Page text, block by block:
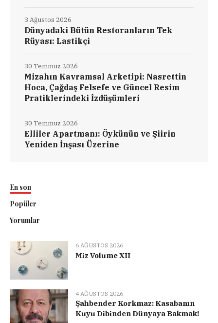
Dünyadaki Bütün Restoranların Tek
Rüyası: Lastikçi
3 Ağustos 2026
Mizahın Kavramsal Arketipi: Nasrettin
Hoca, Çağdaş Felsefe ve Güncel Resim
Pratiklerindeki İzdüşümleri
30 Temmuz 2026
Elliler Apartmanı: Öykünün ve Şiirin
Yeniden İnşası Üzerine
30 Temmuz 2026
En son
Popüler
Yorumlar
6 AĞUSTOS 2026
Miz Volume XII
4 AĞUSTOS 2026
Şahbender Korkmaz: Kasabanın
Kuyu Dibinden Dünyaya Bakmak!